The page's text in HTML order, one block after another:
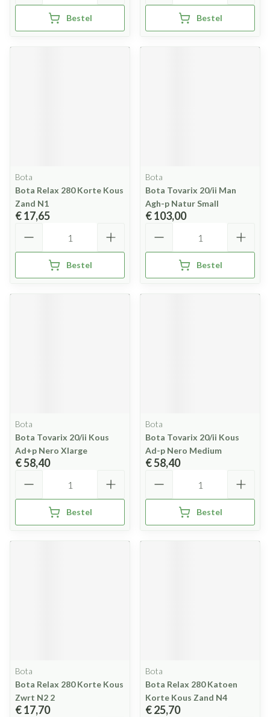
Bestel Bestel
Bota
Bota Relax 280 Korte Kous
Zand N1
€ 17,65
Bestel
Bota
Bota Tovarix 20/ii Man
Agh-p Natur Small
€ 103,00
Bestel
Bota
Bota Tovarix 20/ii Kous
Ad+p Nero Xlarge
€ 58,40
Bestel
Bota
Bota Tovarix 20/ii Kous
Ad-p Nero Medium
€ 58,40
Bestel
Bota
Bota Relax 280 Korte Kous
Zwrt N2 2
€ 17,70
Bota
Bota Relax 280 Katoen
Korte Kous Zand N4
€ 25,70